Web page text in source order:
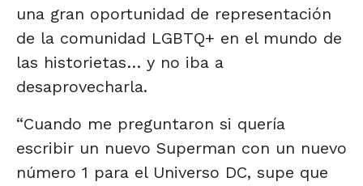
una gran oportunidad de representación
de la comunidad LGBTQ+ en el mundo de
las historietas… y no iba a
desaprovecharla.
“Cuando me preguntaron si quería
escribir un nuevo Superman con un nuevo
número 1 para el Universo DC, supe que